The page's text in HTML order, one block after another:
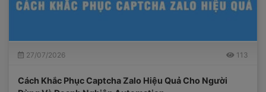
27/07/2026 113
Cách Khắc Phục Captcha Zalo Hiệu Quả Cho Người